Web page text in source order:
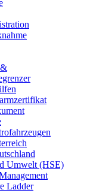
Umwelt (HSE)
Ladder